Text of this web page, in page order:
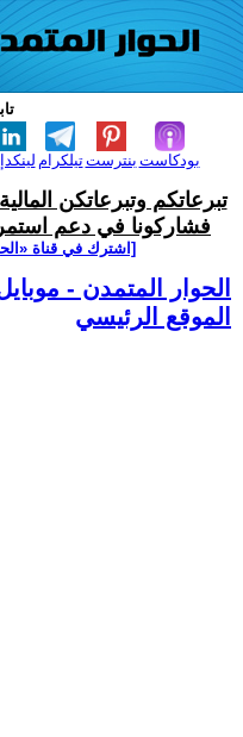
تيلكرامبنترست بودكاست
تبرعاتكم وتبرعاتكن
فشاركونا في دعم
[اشترك في قناة
الحوار المتمدن -
الموقع الرئيسي